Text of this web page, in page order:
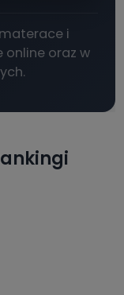
materace i
online oraz w